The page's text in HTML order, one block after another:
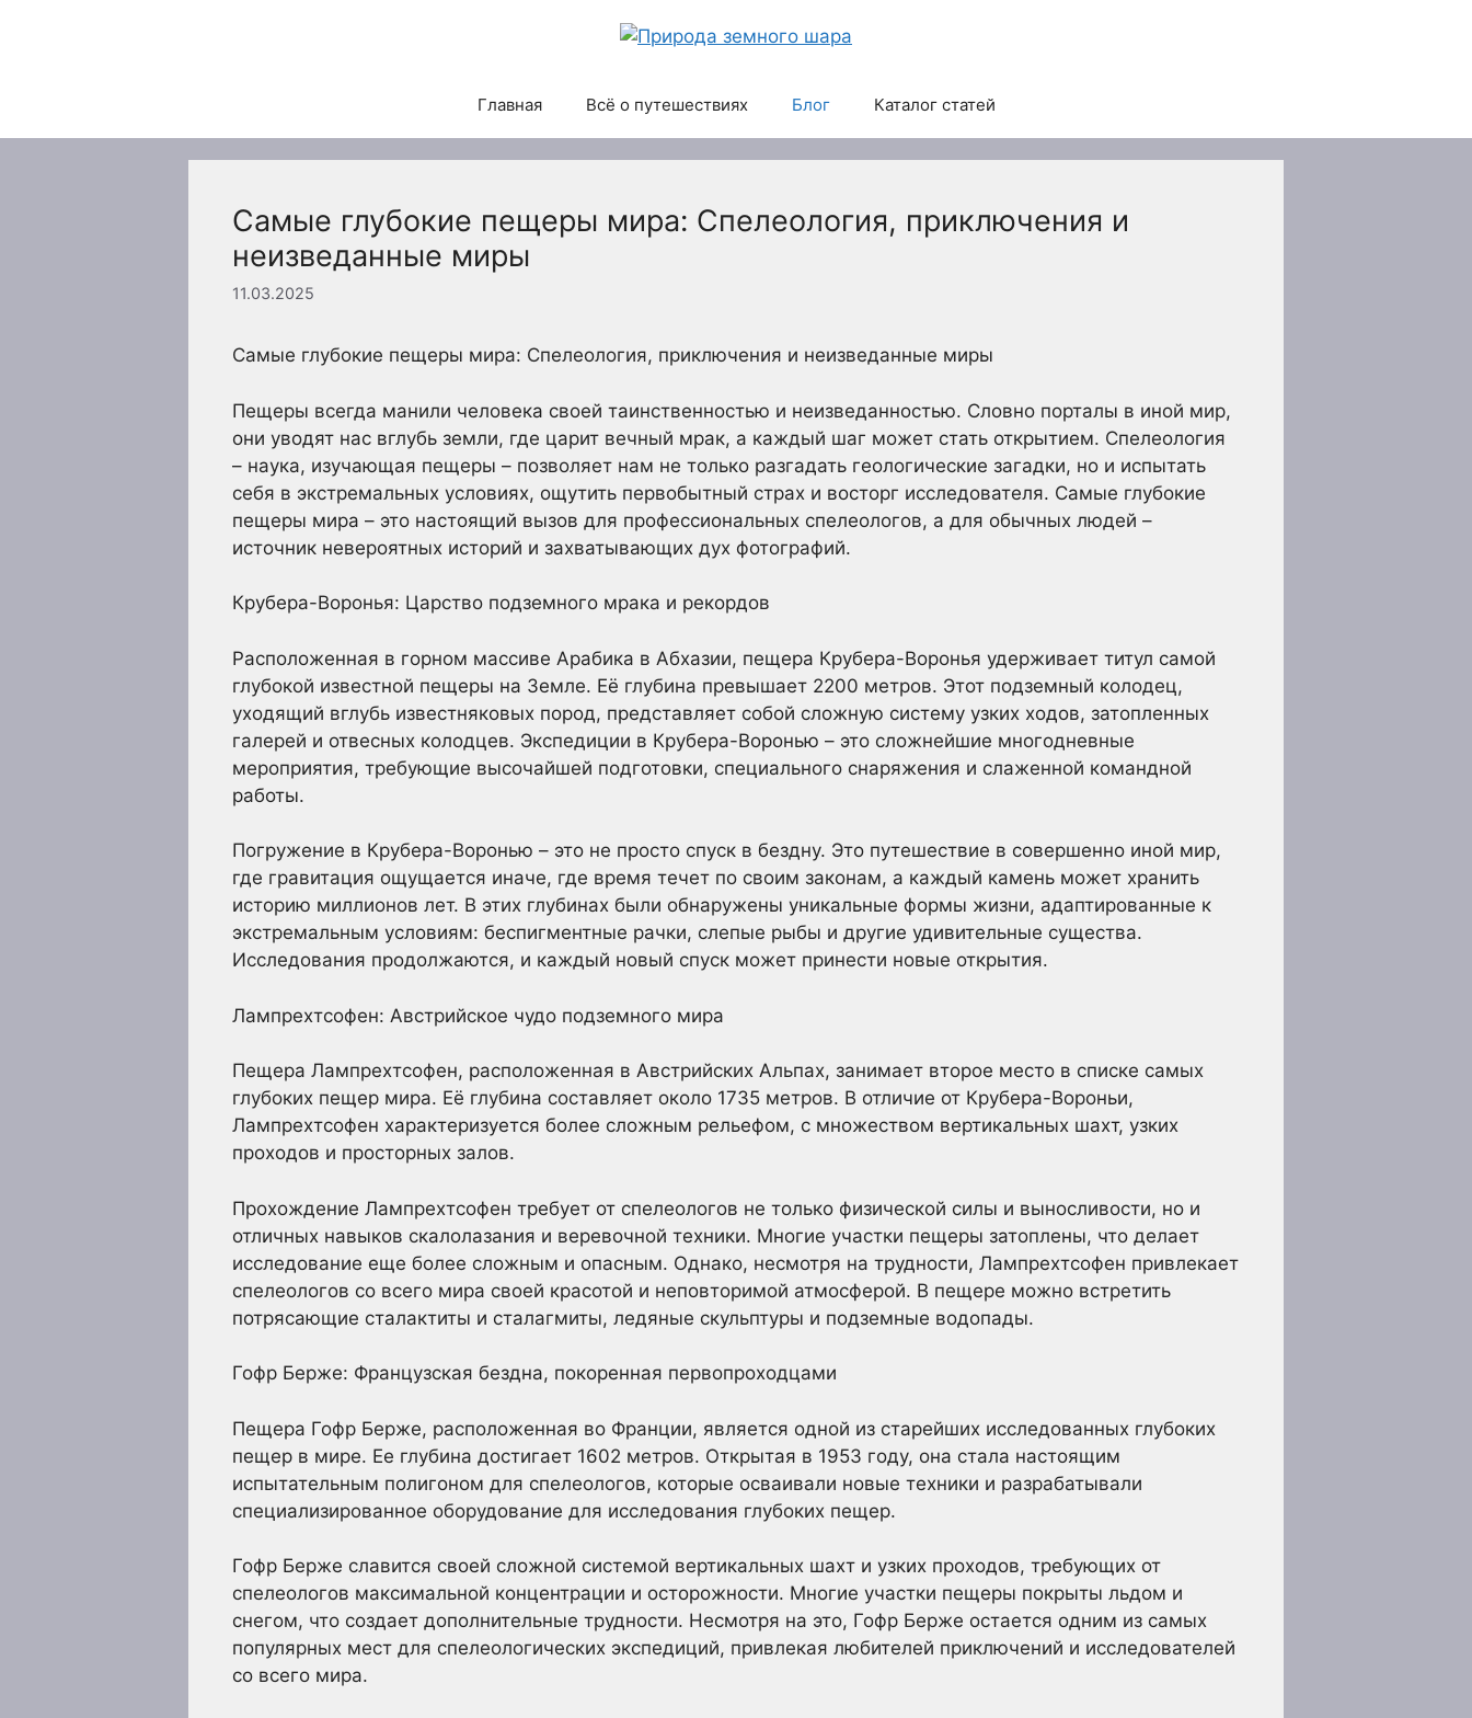
Главная Всё о путешествиях Блог Каталог статей
Самые глубокие пещеры мира: Спелеология, приключения и
неизведанные миры
11.03.2025
Самые глубокие пещеры мира: Спелеология, приключения и неизведанные миры
Пещеры всегда манили человека своей таинственностью и неизведанностью. Словно порталы в иной мир,
они уводят нас вглубь земли, где царит вечный мрак, а каждый шаг может стать открытием. Спелеология
– наука, изучающая пещеры – позволяет нам не только разгадать геологические загадки, но и испытать
себя в экстремальных условиях, ощутить первобытный страх и восторг исследователя. Самые глубокие
пещеры мира – это настоящий вызов для профессиональных спелеологов, а для обычных людей –
источник невероятных историй и захватывающих дух фотографий.
Крубера-Воронья: Царство подземного мрака и рекордов
Расположенная в горном массиве Арабика в Абхазии, пещера Крубера-Воронья удерживает титул самой
глубокой известной пещеры на Земле. Её глубина превышает 2200 метров. Этот подземный колодец,
уходящий вглубь известняковых пород, представляет собой сложную систему узких ходов, затопленных
галерей и отвесных колодцев. Экспедиции в Крубера-Воронью – это сложнейшие многодневные
мероприятия, требующие высочайшей подготовки, специального снаряжения и слаженной командной
работы.
Погружение в Крубера-Воронью – это не просто спуск в бездну. Это путешествие в совершенно иной мир,
где гравитация ощущается иначе, где время течет по своим законам, а каждый камень может хранить
историю миллионов лет. В этих глубинах были обнаружены уникальные формы жизни, адаптированные к
экстремальным условиям: беспигментные рачки, слепые рыбы и другие удивительные существа.
Исследования продолжаются, и каждый новый спуск может принести новые открытия.
Лампрехтсофен: Австрийское чудо подземного мира
Пещера Лампрехтсофен, расположенная в Австрийских Альпах, занимает второе место в списке самых
глубоких пещер мира. Её глубина составляет около 1735 метров. В отличие от Крубера-Вороньи,
Лампрехтсофен характеризуется более сложным рельефом, с множеством вертикальных шахт, узких
проходов и просторных залов.
Прохождение Лампрехтсофен требует от спелеологов не только физической силы и выносливости, но и
отличных навыков скалолазания и веревочной техники. Многие участки пещеры затоплены, что делает
исследование еще более сложным и опасным. Однако, несмотря на трудности, Лампрехтсофен привлекает
спелеологов со всего мира своей красотой и неповторимой атмосферой. В пещере можно встретить
потрясающие сталактиты и сталагмиты, ледяные скульптуры и подземные водопады.
Гофр Берже: Французская бездна, покоренная первопроходцами
Пещера Гофр Берже, расположенная во Франции, является одной из старейших исследованных глубоких
пещер в мире. Ее глубина достигает 1602 метров. Открытая в 1953 году, она стала настоящим
испытательным полигоном для спелеологов, которые осваивали новые техники и разрабатывали
специализированное оборудование для исследования глубоких пещер.
Гофр Берже славится своей сложной системой вертикальных шахт и узких проходов, требующих от
спелеологов максимальной концентрации и осторожности. Многие участки пещеры покрыты льдом и
снегом, что создает дополнительные трудности. Несмотря на это, Гофр Берже остается одним из самых
популярных мест для спелеологических экспедиций, привлекая любителей приключений и исследователей
со всего мира.